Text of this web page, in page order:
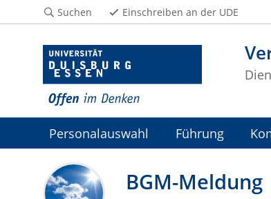
Suchen Einschreiben an der UDE
Personalauswahl Führung
E-Learning
BGM-Meldung